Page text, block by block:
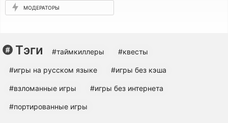
МОДЕРАТОРЫ
Тэги #таймкиллеры #квесты
#игры на русском языке #игры без кэша
#взломанные игры #игры без интернета
#портированные игры